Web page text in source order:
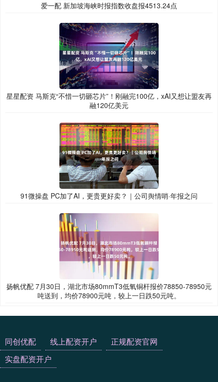
爱一配 新加坡海峡时报指数收盘报4513.24点
星星配资 马斯克“不惜一切砸芯片”！刚融完100亿，xAI又想让盟友再
融120亿美元
91微操盘 PC加了AI，更贵更好卖？｜公司舆情哨·年报之问
扬帆优配 7月30日，湖北市场80mmT3低氧铜杆报价78850-78950元
吨送到，均价78900元吨，较上一日跌50元吨。
同创优配 线上配资开户
正规配资官网
实盘配资开户